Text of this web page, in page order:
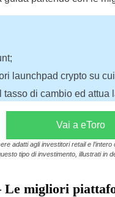
launchpad crypto su
di cambio ed attua
Vai a eToro
adatti agli investitori retail e
tipo di investimento, illustrati in
migliori